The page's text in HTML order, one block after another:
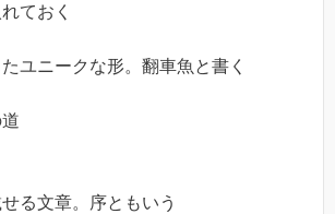
ておく
ユニークな形。翻車魚と書く
る文章。序ともいう